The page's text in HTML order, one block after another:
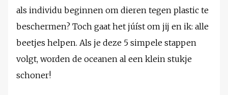
als individu beginnen om dieren tegen plastic te
beschermen? Toch gaat het júíst om jij en ik: alle
beetjes helpen. Als je deze 5 simpele stappen
volgt, worden de oceanen al een klein stukje
schoner!